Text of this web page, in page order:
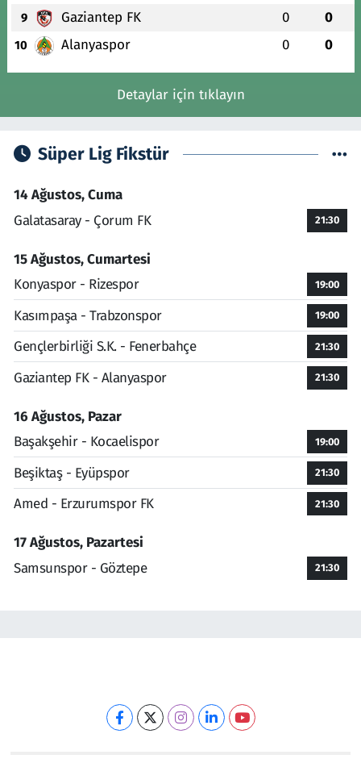
9 Gaziantep FK 0 0
10 Alanyaspor 0 0
Detaylar için tıklayın
Süper Lig Fikstür
14 Ağustos, Cuma
Galatasaray - Çorum FK
21:30
15 Ağustos, Cumartesi
Konyaspor - Rizespor
19:00
Kasımpaşa - Trabzonspor 19:00
Gençlerbirliği S.K. - Fenerbahçe 21:30
Gaziantep FK - Alanyaspor 21:30
16 Ağustos, Pazar
Başakşehir - Kocaelispor
19:00
Beşiktaş - Eyüpspor 21:30
Amed - Erzurumspor FK 21:30
17 Ağustos, Pazartesi
Samsunspor - Göztepe
21:30